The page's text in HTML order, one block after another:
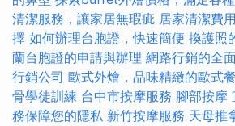
清潔服務，讓家居無瑕疵 居家清潔費
擇 如何辦理台胞證，快速簡便 換護照
蘭台胞證的申請與辦理 網路行銷的全
行銷公司 歐式外燴，品味精緻的歐式
骨學徒訓練 台中市按摩服務 腳部按摩
務保障您的隱私 新竹按摩服務 天母推